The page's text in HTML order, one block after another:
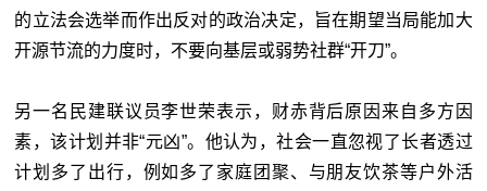
的立法会选举而作出反对的政治决定，旨在期望当局能加大
开源节流的力度时，不要向基层或弱势社群“开刀”。
另一名民建联议员李世荣表示，财赤背后原因来自多方因
素，该计划并非“元凶”。他认为，社会一直忽视了长者透过
计划多了出行，例如多了家庭团聚、与朋友饮茶等户外活